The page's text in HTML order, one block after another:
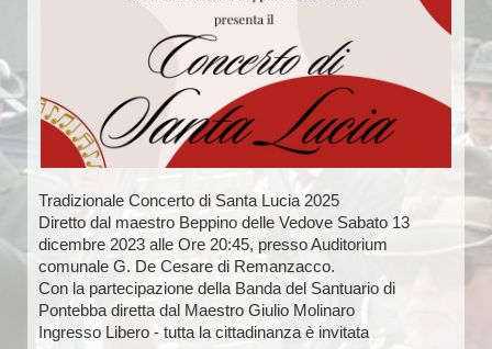
Tradizionale Concerto di Santa Lucia 2025
Diretto dal maestro Beppino delle Vedove Sabato 13
dicembre 2023 alle Ore 20:45, presso Auditorium
comunale G. De Cesare di Remanzacco.
Con la partecipazione della Banda del Santuario di
Pontebba diretta dal Maestro Giulio Molinaro
Ingresso Libero - tutta la cittadinanza è invitata